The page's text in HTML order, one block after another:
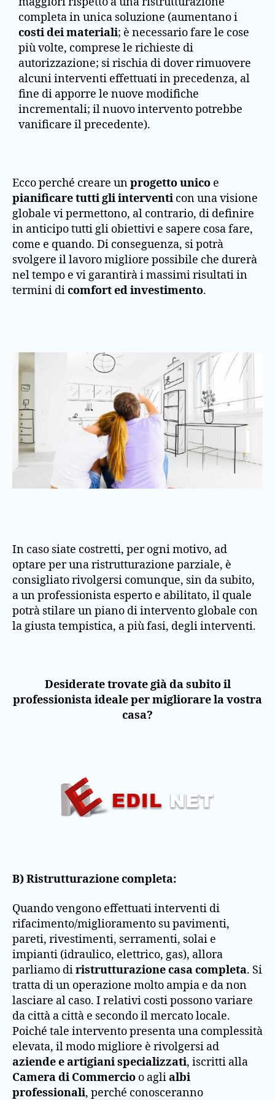
completa in unica soluzione (aumentano i
costi dei materiali; è necessario fare le cose
più volte, comprese le richieste di
autorizzazione; si rischia di dover rimuovere
alcuni interventi effettuati in precedenza, al
fine di apporre le nuove modifiche
incrementali; il nuovo intervento potrebbe
vanificare il precedente).
Ecco perché creare unprogetto unico e
pianificare tutti gli interventi con una visione
globale vi permettono, al contrario, di definire
in anticipo tutti gli obiettivi e sapere cosa fare,
come e quando. Di conseguenza, si potrà
svolgere il lavoro migliore possibile che durerà
nel tempo e vi garantirà i massimi risultati in
termini dicomfort ed investimento.
In caso siate costretti, per ogni motivo, ad
optare per una ristrutturazione parziale, è
consigliato rivolgersi comunque, sin da subito,
a un professionista esperto e abilitato, il quale
potrà stilare un piano di intervento globale con
la giusta tempistica, a più fasi, degli interventi.
Desiderate trovate già da subito il
professionista ideale per migliorare la vostra
casa?
B) Ristrutturazione completa:
Quando vengono effettuati interventi di
rifacimento/miglioramento su pavimenti,
pareti, rivestimenti, serramenti, solai e
impianti (idraulico, elettrico, gas), allora
parliamo diristrutturazione casa completa. Si
tratta di un operazione molto ampia e da non
lasciare al caso. I relativi costi possono variare
da città a città e secondo il mercato locale.
Poiché tale intervento presenta una complessità
elevata, il modo migliore è rivolgersi ad
aziende e artigiani specializzati, iscritti alla
Camera di Commercio o aglialbi
professionali, perché conosceranno